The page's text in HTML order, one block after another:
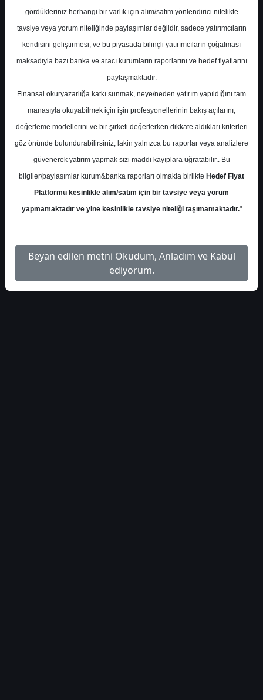
Şeker Yatırım, DOAS-Doğuş Otomotiv için
hedef fiyatını 259.9 TL, tavsiyesini "al" olarak
korudu
S.No Dosya Adı İndir
1
seker-yatirim-doas-hedef-
fiyat-44033
İlgili
Dosyayı İndir
gördükleriniz herhangi bir varlık için alım/satım yönlendirici nitelikte
tavsiye veya yorum niteliğinde paylaşımlar değildir, sadece yatırımcıların
kendisini geliştirmesi, ve bu piyasada bilinçli yatırımcıların çoğalması
maksadıyla bazı banka ve aracı kurumların raporlarını ve hedef fiyatlarını
paylaşmaktadır.
Finansal okuryazarlığa katkı sunmak, neye/neden yatırım yapıldığını tam
manasıyla okuyabilmek için işin profesyonellerinin bakış açılarını,
değerleme modellerini ve bir şirketi değerlerken dikkate aldıkları kriterleri
göz önünde bulundurabilirsiniz, lakin yalnızca bu raporlar veya analizlere
güvenerek yatırım yapmak sizi maddi kayıplara uğratabilir.. Bu
bilgiler/paylaşımlar kurum&banka raporları olmakla birlikte Hedef Fiyat
Platformu kesinlikle alım/satım için bir tavsiye veya yorum
yapmamaktadır ve yine kesinlikle tavsiye niteliği taşımamaktadır."
Beyan edilen metni Okudum, Anladım ve Kabul
ediyorum.